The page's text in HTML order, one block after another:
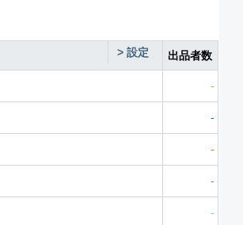
> 設定 出品者数
-
-
-
-
-